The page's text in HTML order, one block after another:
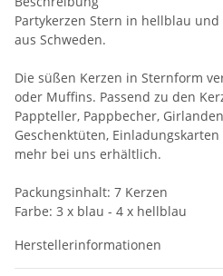
Partykerzen Stern in hellblau und
aus Schweden.
Die süßen Kerzen in Sternform
oder Muffins. Passend zu den
Pappteller, Pappbecher,
Geschenktüten,
mehr bei uns erhältlich.
Packungsinhalt: 7 Kerzen
Farbe: 3 x blau - 4 x hellblau
Herstellerinformationen